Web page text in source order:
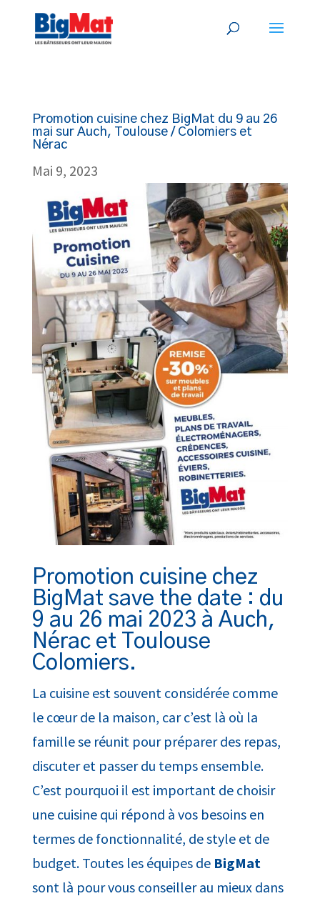
Promotion cuisine chez BigMat du 9 au 26
mai sur Auch, Toulouse / Colomiers et
Nérac
Mai 9, 2023
Promotion cuisine chez
BigMat save the date : du
9 au 26 mai 2023 à Auch,
Nérac et Toulouse
Colomiers.
La cuisine est souvent considérée comme
le cœur de la maison, car c’est là où la
famille se réunit pour préparer des repas,
discuter et passer du temps ensemble.
C’est pourquoi il est important de choisir
une cuisine qui répond à vos besoins en
termes de fonctionnalité, de style et de
budget. Toutes les équipes deBigMat
sont là pour vous conseiller au mieux dans